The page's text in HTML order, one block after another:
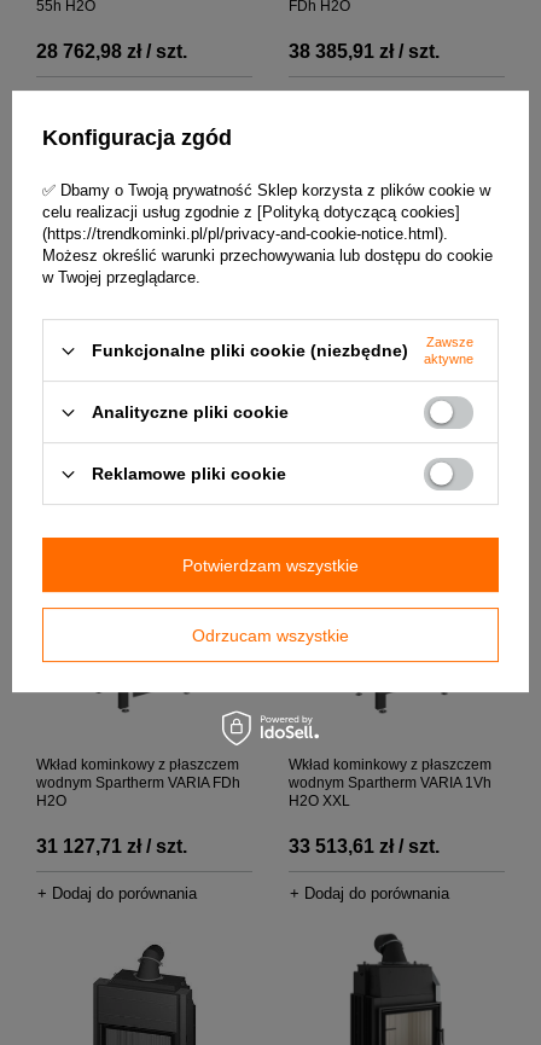
55h H2O
28 762,98 zł / szt.
FDh H2O
38 385,91 zł / szt.
wodnym Spartherm VARIA 2L-
28 762,98 zł / szt.
Wkład kominkowy z płaszczem
wodnym Spartherm VARIA FD
26 128,45 zł / szt.
+ Dodaj do porównania
Wkład kominkowy z płaszczem
wodnym Spartherm VARIA FDh
H2O
31 127,71 zł / szt.
+ Dodaj do porównania
Wkład kominkowy z płaszczem
wodnym Spartherm VARIA 1Vh
H2O XXL
33 513,61 zł / szt.
+ Dodaj do porównania
Konfiguracja zgód
✅ Dbamy o Twoją prywatność Sklep korzysta z plików cookie w
celu realizacji usług zgodnie z [Polityką dotyczącą cookies]
(https://trendkominki.pl/pl/privacy-and-cookie-notice.html).
Możesz określić warunki przechowywania lub dostępu do cookie
w Twojej przeglądarce.
Funkcjonalne pliki cookie (niezbędne)
Zawsze
aktywne
Analityczne pliki cookie
Reklamowe pliki cookie
Odrzucam wszystkie
Potwierdzam wszystkie